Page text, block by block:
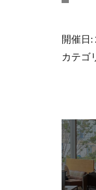
開催日:
カテゴ